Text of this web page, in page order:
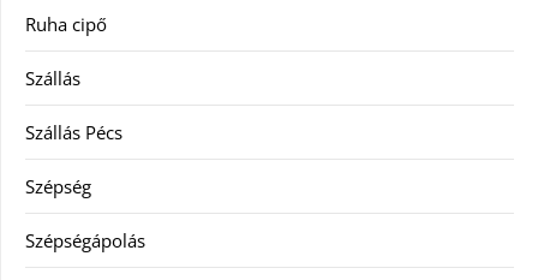
Ruha cipő
Szállás
Szállás Pécs
Szépség
Szépségápolás